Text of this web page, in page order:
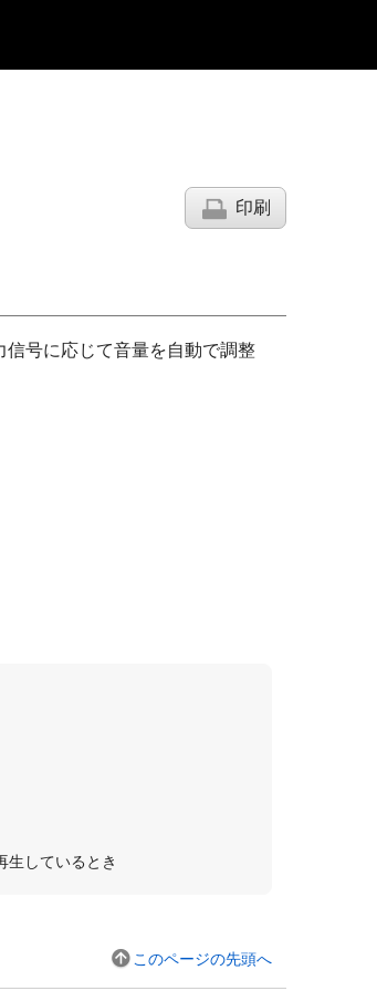
印刷
号に応じて音量を自動で調整
生しているとき
このページの先頭へ